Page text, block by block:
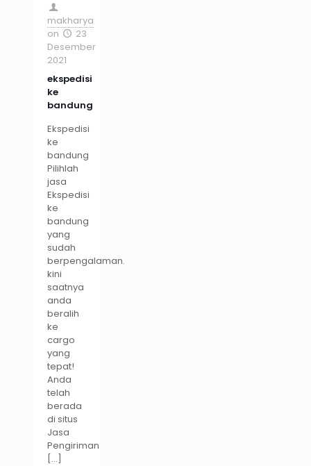
makharya
on
23
Desember
2021
ekspedisi
ke
bandung
Ekspedisi
ke
bandung
Pilihlah
jasa
Ekspedisi
ke
bandung
yang
sudah
berpengalaman.
kini
saatnya
anda
beralih
ke
cargo
yang
tepat!
Anda
telah
berada
di situs
Jasa
Pengiriman
[…]